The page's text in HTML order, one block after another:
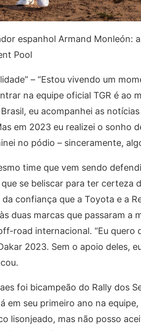
espanhol Armand Monleón:
Pool
– “Estou vivendo um
na equipe oficial TGR é ao
eu acompanhei as
em 2023 eu realizei o sonho
no pódio – sinceramente,
time que vem sendo
se beliscar para ter certeza
confiança que a Toyota e a
duas marcas que passaram a
road internacional. “Eu quero
2023. Sem o apoio deles,
foi bicampeão do Rally dos
em seu primeiro ano na
lisonjeado, mas não posso